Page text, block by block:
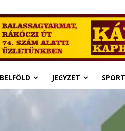
BELFÖLD JEGYZET SPORT